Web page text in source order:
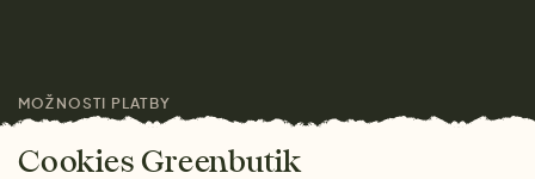
Magazín
MOŽNOSTI PLATBY
Cookies Greenbutik